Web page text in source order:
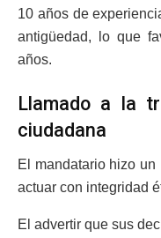
10 años de
antigüedad, lo que
años.
Llamado a la
ciudadana
El mandatario hizo
actuar con integridad
El advertir que sus